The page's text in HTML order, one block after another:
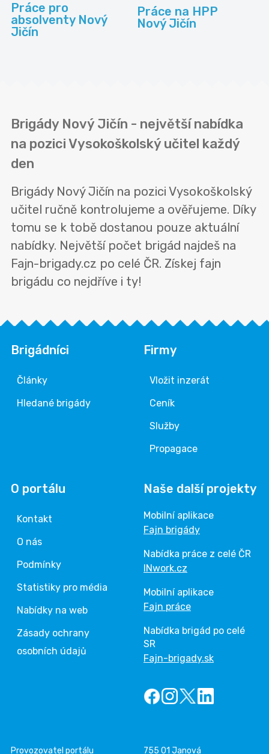
Práce pro
absolventy Nový
Jičín
Práce na HPP
Nový Jičín
Brigády Nový Jičín - největší nabídka
na pozici Vysokoškolský učitel každý
den
Brigády Nový Jičín na pozici Vysokoškolský
učitel ručně kontrolujeme a ověřujeme. Díky
tomu se k tobě dostanou pouze aktuální
nabídky. Největší počet brigád najdeš na
Fajn-brigady.cz po celé ČR. Získej fajn
brigádu co nejdříve i ty!
Brigádníci
Články
Hledané brigády
Firmy
Vložit inzerát
Ceník
Služby
Propagace
O portálu
Kontakt
O nás
Podmínky
Statistiky pro média
Nabídky na web
Zásady ochrany
osobních údajů
Naše další projekty
Mobilní aplikace
Fajn brigády
Nabídka práce z celé ČR
INwork.cz
Mobilní aplikace
Fajn práce
Nabídka brigád po celé
SR
Fajn-brigady.sk
Provozovatel portálu 755 01 Janová